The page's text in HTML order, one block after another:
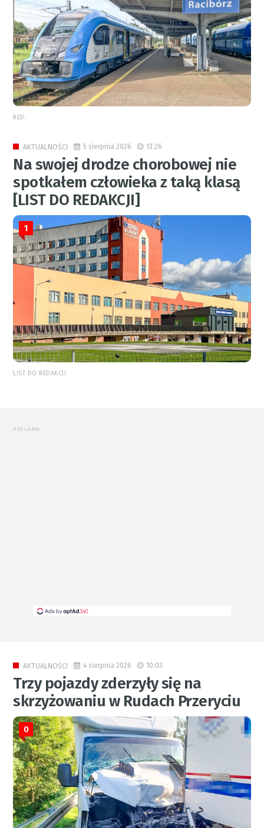
RED.
AKTUALNOŚCI 5 sierpnia 2026 13:26
Na swojej drodze chorobowej nie
spotkałem człowieka z taką klasą
[LIST DO REDAKCJI]
1
LIST DO REDAKCJI
REKLAMA
AKTUALNOŚCI 4 sierpnia 2026 10:03
Trzy pojazdy zderzyły się na
skrzyżowaniu w Rudach Przeryciu
0